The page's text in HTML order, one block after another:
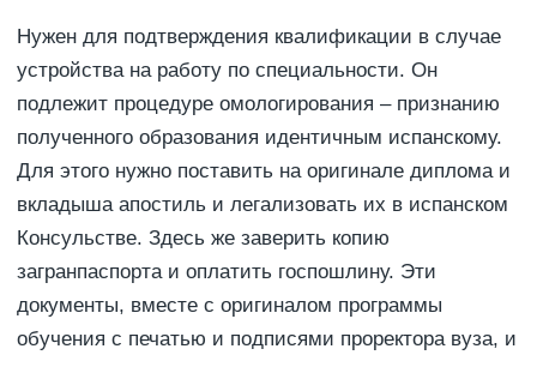
Нужен для подтверждения квалификации в случае
устройства на работу по специальности. Он
подлежит процедуре омологирования – признанию
полученного образования идентичным испанскому.
Для этого нужно поставить на оригинале диплома и
вкладыша апостиль и легализовать их в испанском
Консульстве. Здесь же заверить копию
загранпаспорта и оплатить госпошлину. Эти
документы, вместе с оригиналом программы
обучения с печатью и подписями проректора вуза, и